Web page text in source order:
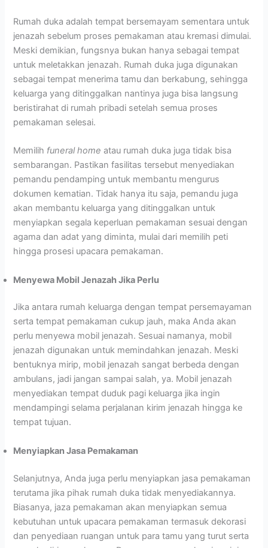
Rumah duka adalah tempat bersemayam sementara untuk
jenazah sebelum proses pemakaman atau kremasi dimulai.
Meski demikian, fungsnya bukan hanya sebagai tempat
untuk meletakkan jenazah. Rumah duka juga digunakan
sebagai tempat menerima tamu dan berkabung, sehingga
keluarga yang ditinggalkan nantinya juga bisa langsung
beristirahat di rumah pribadi setelah semua proses
pemakaman selesai.
Memilih funeral homeatau rumah duka juga tidak bisa
sembarangan. Pastikan fasilitas tersebut menyediakan
pemandu pendamping untuk membantu mengurus
dokumen kematian. Tidak hanya itu saja, pemandu juga
akan membantu keluarga yang ditinggalkan untuk
menyiapkan segala keperluan pemakaman sesuai dengan
agama dan adat yang diminta, mulai dari memilih peti
hingga prosesi upacara pemakaman.
Menyewa Mobil Jenazah Jika Perlu
Jika antara rumah keluarga dengan tempat persemayaman
serta tempat pemakaman cukup jauh, maka Anda akan
perlu menyewa mobil jenazah. Sesuai namanya, mobil
jenazah digunakan untuk memindahkan jenazah. Meski
bentuknya mirip, mobil jenazah sangat berbeda dengan
ambulans, jadi jangan sampai salah, ya. Mobil jenazah
menyediakan tempat duduk pagi keluarga jika ingin
mendampingi selama perjalanan kirim jenazah hingga ke
tempat tujuan.
Menyiapkan Jasa Pemakaman
Selanjutnya, Anda juga perlu menyiapkan jasa pemakaman
terutama jika pihak rumah duka tidak menyediakannya.
Biasanya, jaza pemakaman akan menyiapkan semua
kebutuhan untuk upacara pemakaman termasuk dekorasi
dan penyediaan ruangan untuk para tamu yang turut serta